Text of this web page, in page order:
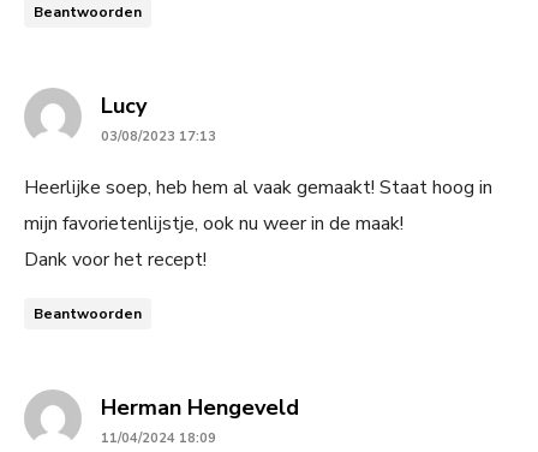
Beantwoorden
Lucysays:
03/08/2023 17:13
Heerlijke soep, heb hem al vaak gemaakt! Staat hoog in
mijn favorietenlijstje, ook nu weer in de maak!
Dank voor het recept!
Beantwoorden
Herman Hengeveld
11/04/2024 18:09